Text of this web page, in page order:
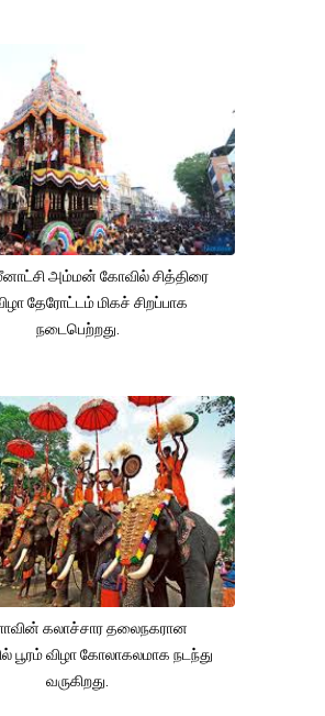
அம்மன் கோவில் சித்திரை
தேரோட்டம் மிகச் சிறப்பாக
நடைபெற்றது.
கலாச்சார தலைநகரான
பூரம் விழா கோலாகலமாக நடந்து
வருகிறது.